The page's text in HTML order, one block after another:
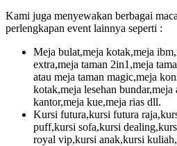
Kami juga menyewakan berbagai
perlengkapan event lainnya seperti :
Meja bulat,meja kotak,meja
extra,meja taman 2in1,meja
atau meja taman magic,meja
kotak,meja lesehan bundar,meja
kantor,meja kue,meja rias dll.
Kursi futura,kursi futura
puff,kursi sofa,kursi
royal vip,kursi anak,kursi